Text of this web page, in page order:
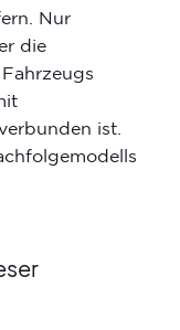
Nur
die
ist.